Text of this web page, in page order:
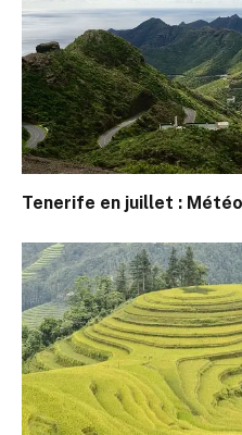
Tenerife en juillet :